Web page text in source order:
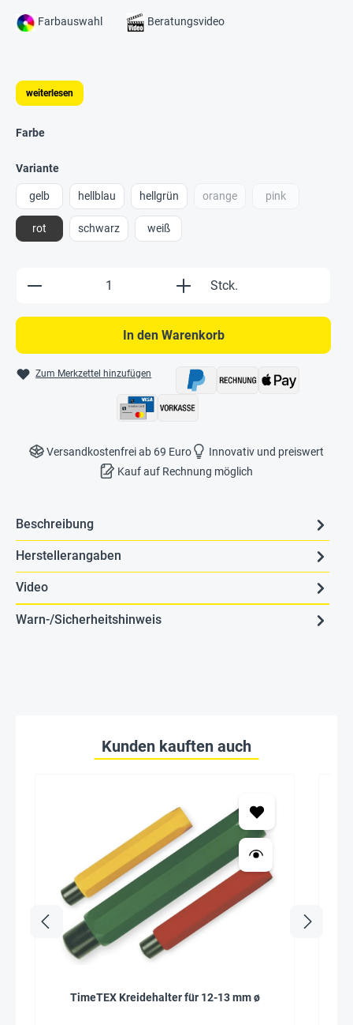
Farbauswahl Beratungsvideo
weiterlesen
Farbe
Variante
gelb hellblau hellgrün orange pink
rot schwarz weiß
Produkt Anzahl: Gib den gewünschten
Stck.
In den Warenkorb
Zum Merkzettel hinzufügen
Versandkostenfrei ab 69 Euro
Innovativ und preiswert
Kauf auf Rechnung möglich
Beschreibung
Herstellerangaben
Video
Warn-/Sicherheitshinweis
Kunden kauften auch
TimeTEX Kreidehalter für 12-13 mm ø